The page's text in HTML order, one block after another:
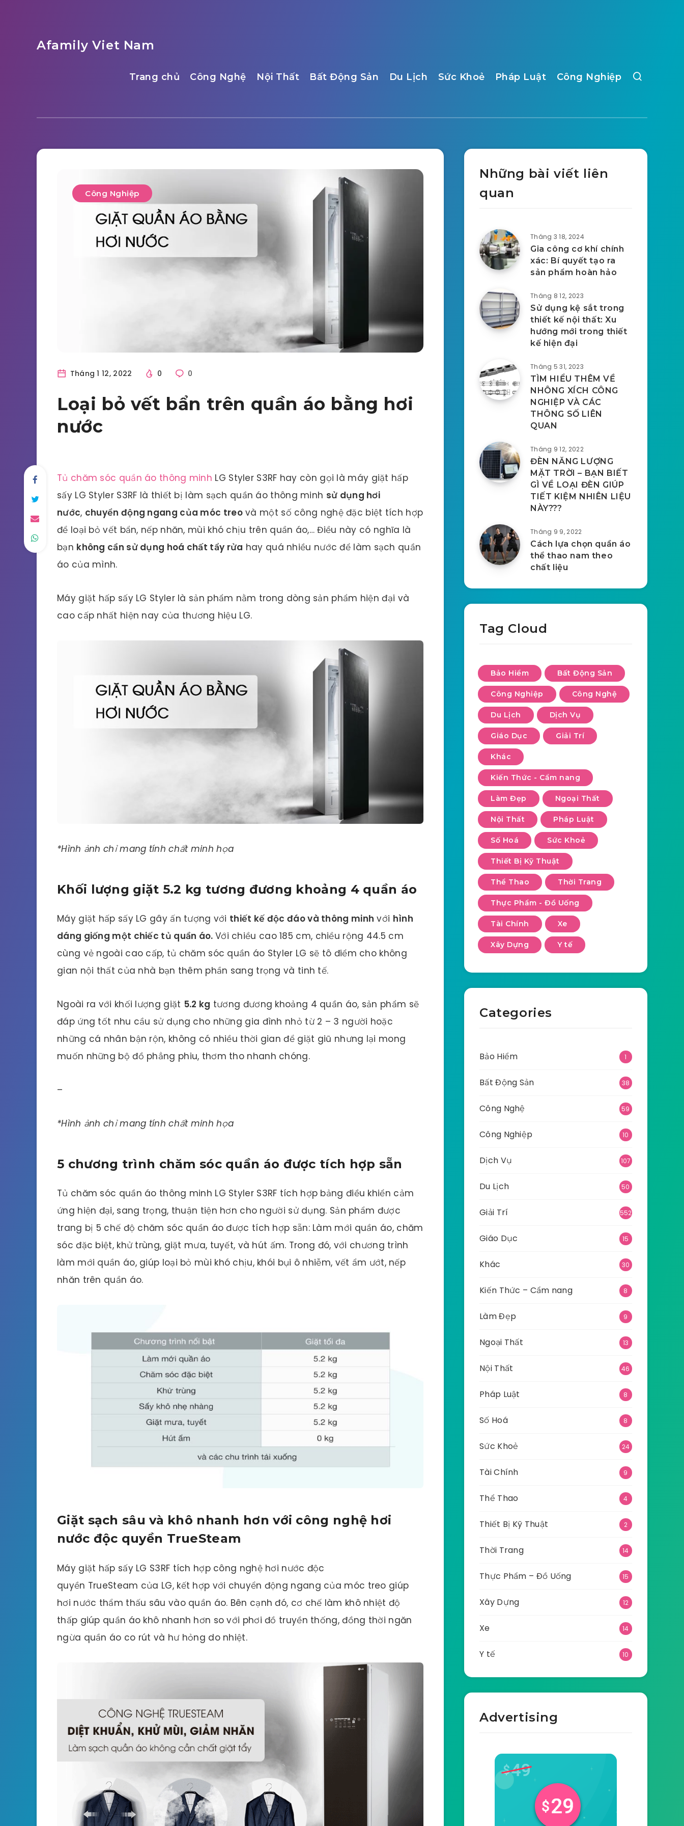
Afamily Viet Nam
Trang chủ Công Nghệ Nội Thất Bất Động Sản Du Lịch Sức Khoẻ Pháp Luật Công Nghiệp
Công Nghiệp
Tháng 1 12, 2022 0 0
Loại bỏ vết bẩn trên quần áo bằng hơi
nước
Tủ chăm sóc quần áo thông minh LG Styler S3RF hay còn gọi là máy giặt hấp
sấy LG Styler S3RF là thiết bị làm sạch quần áo thông minh sử dụng hơi
nước, chuyển động ngang của móc treovà một số công nghệ đặc biệt tích hợp
để loại bỏ vết bẩn, nếp nhăn, mùi khó chịu trên quần áo,… Điều này có nghĩa là
bạn không cần sử dụng hoá chất tẩy rửa hay quá nhiều nước để làm sạch quần
áo của mình.
Máy giặt hấp sấy LG Styler là sản phẩm nằm trong dòng sản phẩm hiện đại và
cao cấp nhất hiện nay của thương hiệu LG.
*Hình ảnh chỉ mang tính chất minh họa
Khối lượng giặt 5.2 kg tương đương khoảng 4 quần áo
Máy giặt hấp sấy LG gây ấn tượng với thiết kế độc đáo và thông minh với hình
dáng giống một chiếc tủ quần áo. Với chiều cao 185 cm, chiều rộng 44.5 cm
cùng vẻ ngoài cao cấp, tủ chăm sóc quần áo Styler LG sẽ tô điểm cho không
gian nội thất của nhà bạn thêm phần sang trọng và tinh tế.
Ngoài ra với khối lượng giặt 5.2 kg tương đương khoảng 4 quần áo, sản phẩm sẽ
đáp ứng tốt nhu cầu sử dụng cho những gia đình nhỏ từ 2 – 3 người hoặc
những cá nhân bận rộn, không có nhiều thời gian để giặt giũ nhưng lại mong
muốn những bộ đồ phẳng phiu, thơm tho nhanh chóng.
–
*Hình ảnh chỉ mang tính chất minh họa
5 chương trình chăm sóc quần áo được tích hợp sẵn
Tủ chăm sóc quần áo thông minh LG Styler S3RF tích hợp bảng điều khiển cảm
ứng hiện đại, sang trọng, thuận tiện hơn cho người sử dụng. Sản phẩm được
trang bị 5 chế độ chăm sóc quần áo được tích hợp sẵn: Làm mới quần áo, chăm
sóc đặc biệt, khử trùng, giặt mưa, tuyết, và hút ấm. Trong đó, với chương trình
làm mới quần áo, giúp loại bỏ mùi khó chịu, khói bụi ô nhiễm, vết ẩm ướt, nếp
nhăn trên quần áo.
Giặt sạch sâu và khô nhanh hơn với công nghệ hơi
nước độc quyền TrueSteam
Máy giặt hấp sấy LG S3RF tích hợp công nghệ hơi nước độc
quyền TrueSteam của LG, kết hợp với chuyển động ngang của móc treo giúp
hơi nước thẩm thấu sâu vào quần áo. Bên cạnh đó, cơ chế làm khô nhiệt độ
thấp giúp quần áo khô nhanh hơn so với phơi đồ truyền thống, đồng thời ngăn
ngừa quần áo co rút và hư hỏng do nhiệt.
Những bài viết liên
quan
Tháng 3 18, 2024
Gia công cơ khí chính
xác: Bí quyết tạo ra
sản phẩm hoàn hảo
Tháng 8 12, 2023
Sử dụng kệ sắt trong
thiết kế nội thất: Xu
hướng mới trong thiết
kế hiện đại
Tháng 5 31, 2023
TÌM HIỂU THÊM VỀ
NHÔNG XÍCH CÔNG
NGHIỆP VÀ CÁC
THÔNG SỐ LIÊN
QUAN
Tháng 9 12, 2022
ĐÈN NĂNG LƯỢNG
MẶT TRỜI – BẠN BIẾT
GÌ VỀ LOẠI ĐÈN GIÚP
TIẾT KIỆM NHIÊN LIỆU
NÀY???
Tháng 9 9, 2022
Cách lựa chọn quần áo
thể thao nam theo
chất liệu
Tag Cloud
Bảo Hiểm Bất Động Sản
Công Nghiệp Công Nghệ
Du Lịch Dịch Vụ
Giáo Dục Giải Trí
Khác
Kiến Thức - Cẩm nang
Làm Đẹp Ngoại Thất
Nội Thất Pháp Luật
Số Hoá Sức Khoẻ
Thiết Bị Kỹ Thuật
Thể Thao Thời Trang
Thực Phẩm - Đồ Uống
Tài Chính Xe
Xây Dựng Y tế
Categories
Bảo Hiểm 1
Bất Động Sản 38
Công Nghệ 59
Công Nghiệp 10
Dịch Vụ 107
Du Lịch 50
Giải Trí 552
Giáo Dục 15
Khác 30
Kiến Thức – Cẩm nang 8
Làm Đẹp 9
Ngoại Thất 13
Nội Thất 46
Pháp Luật 8
Số Hoá 8
Sức Khoẻ 24
Tài Chính 9
Thể Thao 4
Thiết Bị Kỹ Thuật 2
Thời Trang 14
Thực Phẩm – Đồ Uống 15
Xây Dựng 12
Xe 14
Y tế 10
Advertising